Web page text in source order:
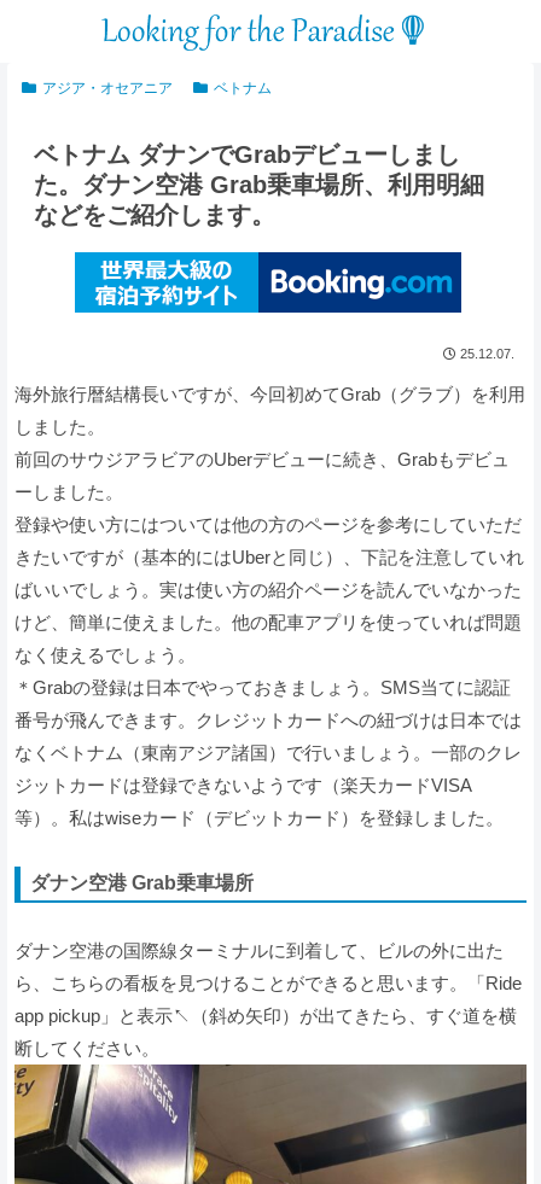
アジア・オセアニア ベトナム
ベトナム ダナンでGrabデビューしまし
た。ダナン空港 Grab乗車場所、利用明細
などをご紹介します。
25.12.07.
海外旅行暦結構長いですが、今回初めてGrab（グラブ）を利用
しました。
前回のサウジアラビアのUberデビューに続き、Grabもデビュ
ーしました。
登録や使い方にはついては他の方のページを参考にしていただ
きたいですが（基本的にはUberと同じ）、下記を注意していれ
ばいいでしょう。実は使い方の紹介ページを読んでいなかった
けど、簡単に使えました。他の配車アプリを使っていれば問題
なく使えるでしょう。
＊Grabの登録は日本でやっておきましょう。SMS当てに認証
番号が飛んできます。クレジットカードへの紐づけは日本では
なくベトナム（東南アジア諸国）で行いましょう。一部のクレ
ジットカードは登録できないようです（楽天カードVISA
等）。私はwiseカード（デビットカード）を登録しました。
ダナン空港 Grab乗車場所
ダナン空港の国際線ターミナルに到着して、ビルの外に出た
ら、こちらの看板を見つけることができると思います。「Ride
app pickup」と表示↖（斜め矢印）が出てきたら、すぐ道を横
断してください。